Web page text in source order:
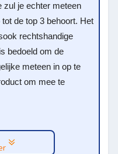
zul je echter meteen
de top 3 behoort. Het
rechtshandige
bedoeld om de
meteen in op te
om mee te